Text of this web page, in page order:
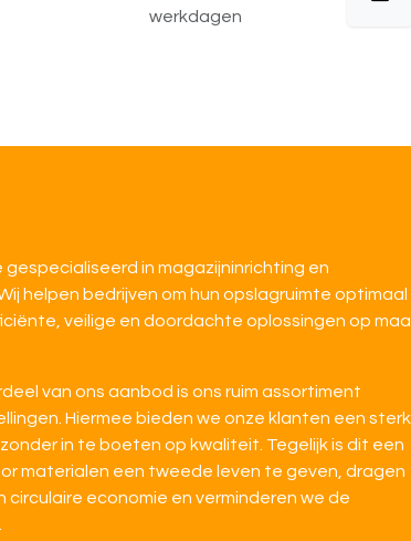
werkdagen
gespecialiseerd in magazijninrichting en
helpen bedrijven om hun opslagruimte optimaal
veilige en doordachte oplossingen op
van ons aanbod is ons ruim assortiment
Hiermee bieden we onze klanten een sterk
in te boeten op kwaliteit. Tegelijk is dit een
materialen een tweede leven te geven, dragen
circulaire economie en verminderen we de